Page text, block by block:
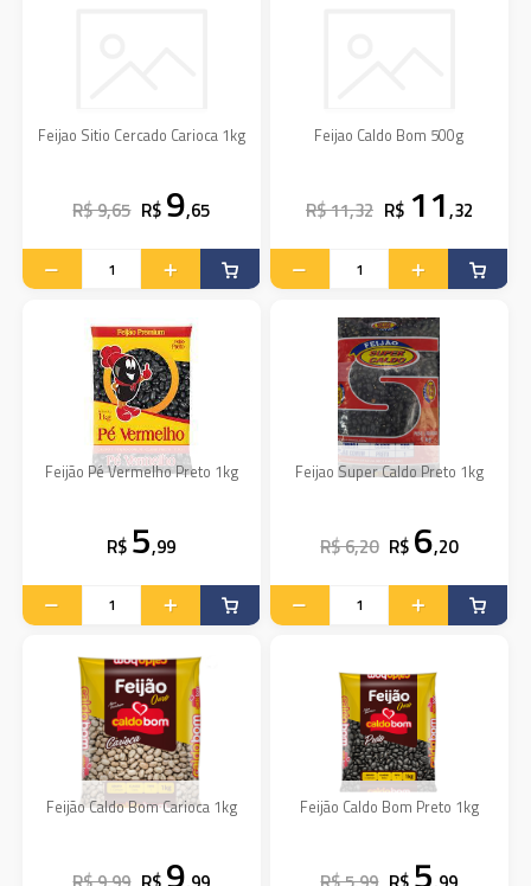
Feijao Sitio Cercado Carioca 1kg
R$ 9,65 R$ 9,65
Feijao Caldo Bom 500g
R$ 11,32 R$ 11,32
Feijão Pé Vermelho Preto 1kg
R$ 5,99
Feijao Super Caldo Preto 1kg
R$ 6,20 R$ 6,20
Feijão Caldo Bom Carioca 1kg Feijão Caldo Bom Preto 1kg